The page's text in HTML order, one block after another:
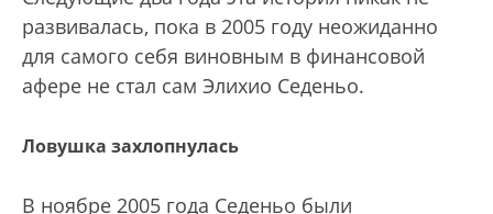
развивалась, пока в 2005 году неожиданно
для самого себя виновным в финансовой
афере не стал сам Элихио Седеньо.
Ловушка захлопнулась
В ноябре 2005 года Седеньо были